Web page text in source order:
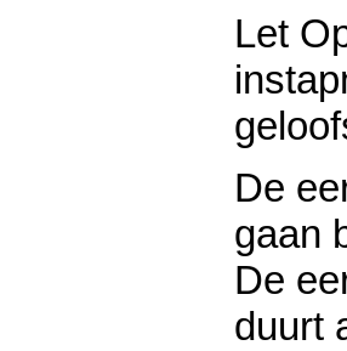
Let
De
gaan
De
duurt